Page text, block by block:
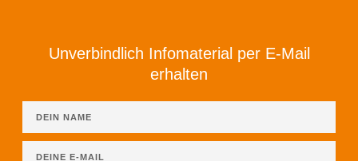
Unverbindlich Infomaterial per E-Mail
erhalten